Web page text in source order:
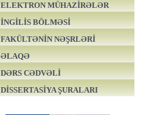
ELEKTRON MÜHAZİRƏLƏR
İNGİLİS BÖLMƏSİ
FAKÜLTƏNİN NƏŞRLƏRİ
ƏLAQƏ
DƏRS CƏDVƏLİ
DİSSERTASİYA ŞURALARI